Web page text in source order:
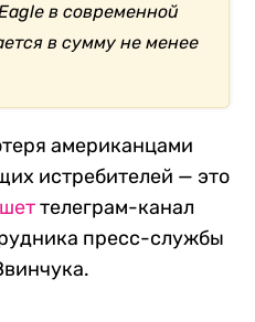
в современной
в сумму не менее
американцами
истребителей — это
телеграм-канал
пресс-службы